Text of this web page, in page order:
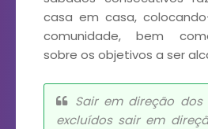
casa em casa,
comunidade, bem
sobre os objetivos a ser
Sair em direção dos
excluídos sair em